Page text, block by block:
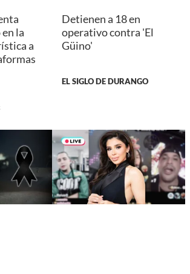
la
a
Detienen a 18 en
operativo contra 'El
Güino'
EL SIGLO DE DURANGO